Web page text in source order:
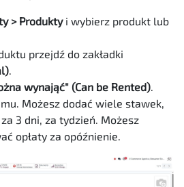
> Produktyi wybierz produkt lub
przejdź do zakładki
wynająć" (Can be Rented)
Możesz dodać wiele stawek,
3 dni, za tydzień. Możesz
opłaty za opóźnienie.